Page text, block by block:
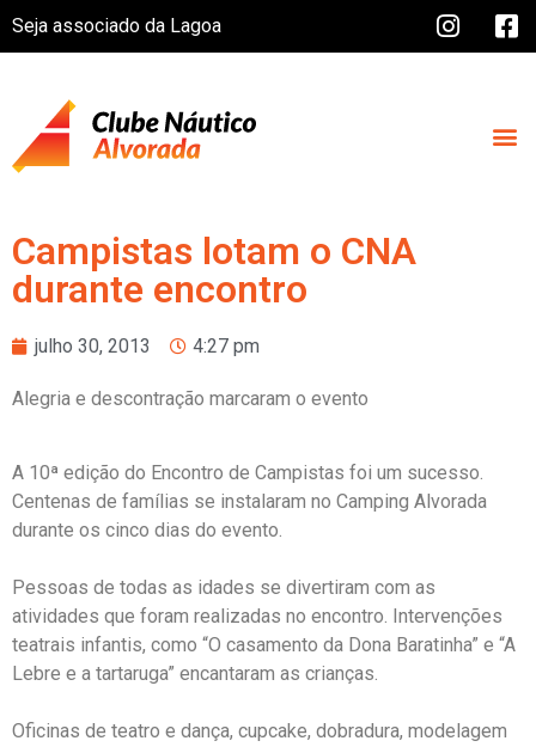
Seja associado da Lagoa
Campistas lotam o CNA
durante encontro
julho 30, 2013 4:27 pm
Alegria e descontração marcaram o evento
A 10ª edição do Encontro de Campistas foi um sucesso.
Centenas de famílias se instalaram no Camping Alvorada
durante os cinco dias do evento.
Pessoas de todas as idades se divertiram com as
atividades que foram realizadas no encontro. Intervenções
teatrais infantis, como “O casamento da Dona Baratinha” e “A
Lebre e a tartaruga” encantaram as crianças.
Oficinas de teatro e dança, cupcake, dobradura, modelagem